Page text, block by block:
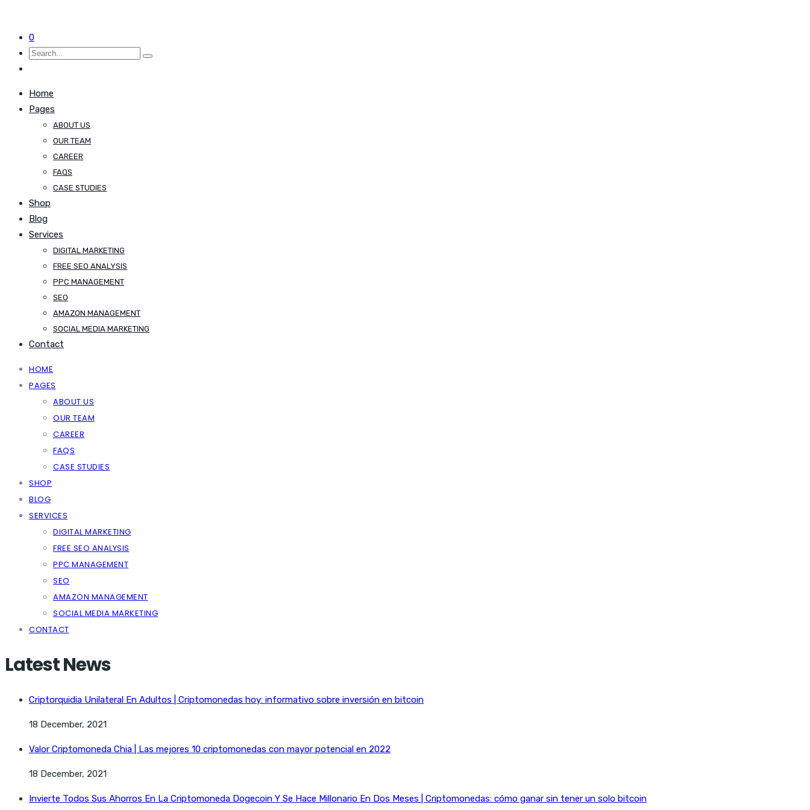
0
Home
Pages
ABOUT US
OUR TEAM
CAREER
FAQS
CASE STUDIES
Shop
Blog
Services
DIGITAL MARKETING
FREE SEO ANALYSIS
PPC MANAGEMENT
SEO
AMAZON MANAGEMENT
SOCIAL MEDIA MARKETING
Contact
HOME
PAGES
ABOUT US
OUR TEAM
CAREER
FAQS
CASE STUDIES
SHOP
BLOG
SERVICES
DIGITAL MARKETING
FREE SEO ANALYSIS
PPC MANAGEMENT
SEO
AMAZON MANAGEMENT
SOCIAL MEDIA MARKETING
CONTACT
Latest News
Criptorquidia Unilateral En Adultos | Criptomonedas hoy: informativo sobre inversión en bitcoin
18 December, 2021
Valor Criptomoneda Chia | Las mejores 10 criptomonedas con mayor potencial en 2022
18 December, 2021
Invierte Todos Sus Ahorros En La Criptomoneda Dogecoin Y Se Hace Millonario En Dos Meses | Criptomonedas: cómo ganar sin tener un solo bitcoin